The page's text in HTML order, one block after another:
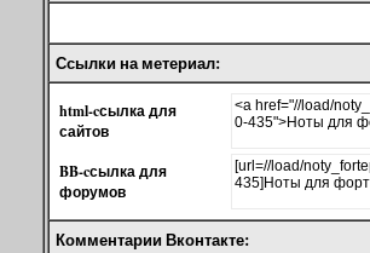
Ссылки на метериал:
html-cсылка для
сайтов
BB-cсылка для
форумов
Комментарии Вконтакте: